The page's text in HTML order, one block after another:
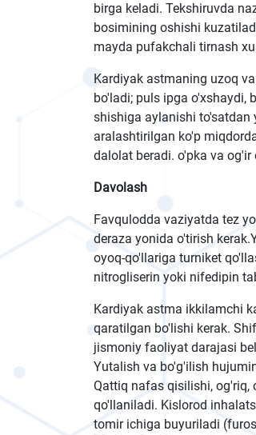
birga keladi. Tekshiruvda
bosimining oshishi
mayda pufakchali tirnash
Kardiyak astmaning uzoq
bo'ladi; puls ipga o'xshaydi,
shishiga aylanishi
aralashtirilgan ko'p
dalolat beradi. o'pka va og'ir
Davolash
Favqulodda vaziyatda tez
deraza yonida o'tirish
oyoq-qo'llariga turniket
nitrogliserin yoki nifedipin
Kardiyak astma ikkilamchi
qaratilgan bo'lishi kerak.
jismoniy faoliyat darajasi
Yutalish va bo'g'ilish
Qattiq nafas qisilishi, og'riq,
qo'llaniladi. Kislorod
tomir ichiga buyuriladi